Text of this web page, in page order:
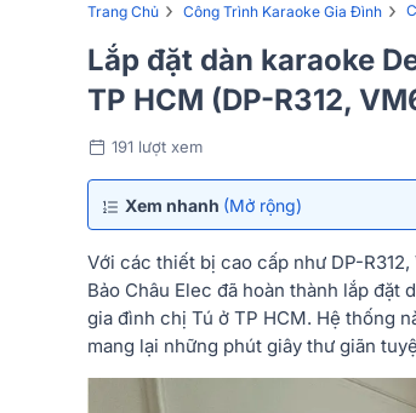
Trang Chủ › Công Trình Karaoke Gia Đình ›
Lắp đặt dàn karaoke
TP HCM (DP-R312,
191 lượt xem
Xem nhanh (Mở rộng)
Với các thiết bị cao cấp như DP-
Bảo Châu Elec đã hoàn thành lắp
gia đình chị Tú ở TP HCM. Hệ thống
mang lại những phút giây thư giãn